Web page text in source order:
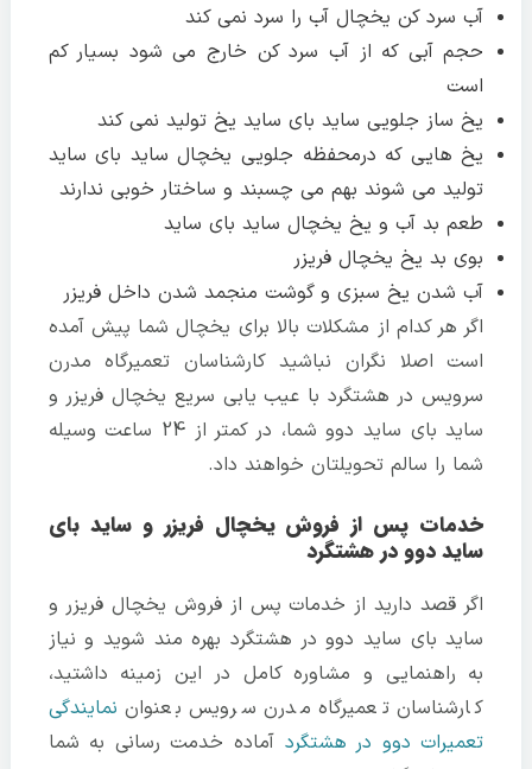
آب سرد کن یخچال آب را سرد نمی کند
حجم آبی که از آب سرد کن خارج می شود بسیار کم
است
یخ ساز جلویی ساید بای ساید یخ تولید نمی کند
یخ هایی که درمحفظه جلویی یخچال ساید بای ساید
تولید می شوند بهم می چسبند و ساختار خوبی ندارند
طعم بد آب و یخ یخچال ساید بای ساید
بوی بد یخ یخچال فریزر
آب شدن یخ سبزی و گوشت منجمد شدن داخل فریزر
اگر هر کدام از مشکلات بالا برای یخچال شما پیش آمده
است اصلا نگران نباشید کارشناسان تعمیرگاه مدرن
سرویس در هشتگرد با عیب یابی سریع یخچال فریزر و
ساید بای ساید دوو شما، در کمتر از 24 ساعت وسیله
شما را سالم تحویلتان خواهند داد.
خدمات پس از فروش یخچال فریزر و ساید بای
ساید دوو در هشتگرد
اگر قصد دارید از خدمات پس از فروش یخچال فریزر و
ساید بای ساید دوو در هشتگرد بهره مند شوید و نیاز
به راهنمایی و مشاوره کامل در این زمینه داشتید،
کارشناسان تعمیرگاه مدرن سرویس بعنوان نمایندگی
تعمیرات دوو در هشتگرد آماده خدمت رسانی به شما